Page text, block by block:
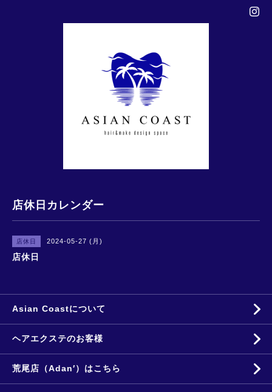
店休日カレンダー
店休日 2024-05-27 (月)
店休日
Asian Coastについて
ヘアエクステのお客様
荒尾店（Adan′）はこちら